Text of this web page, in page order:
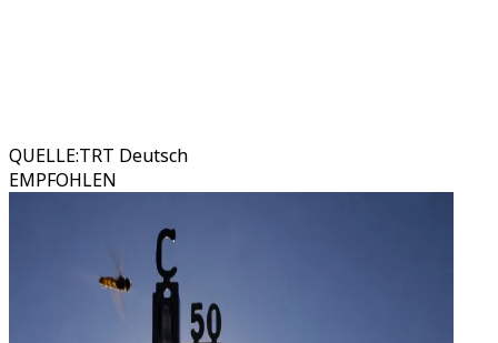
QUELLE:TRT Deutsch
EMPFOHLEN